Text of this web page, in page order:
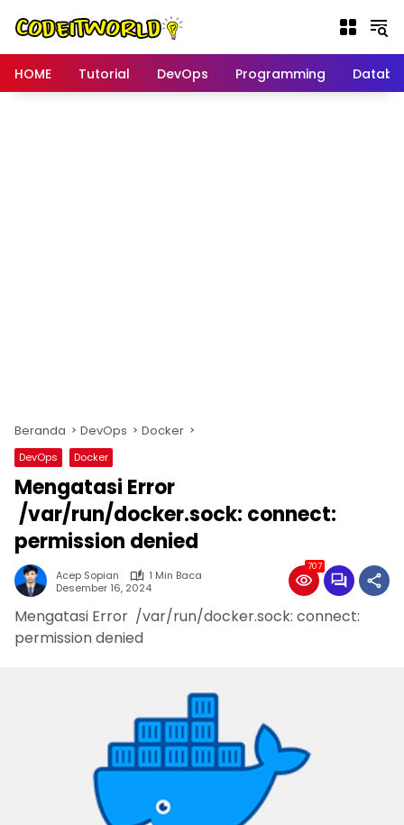
HOME
Tutorial DevOps Programming
Beranda DevOps Docker
DevOps Docker
Mengatasi Error
/var/run/docker.sock: connect:
permission denied
Acep Sopian
1 Min Baca
Desember 16, 2024
707
Mengatasi Error /var/run/docker.sock: connect:
permission denied